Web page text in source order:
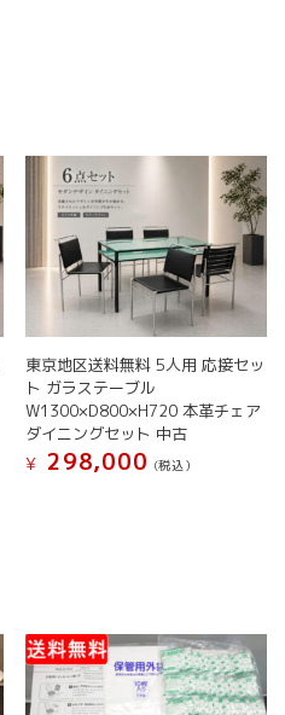
東京地区送料無料 5人用 応接セッ
ト ガラステーブル
W1300×D800×H720 本革チェア
ダイニングセット 中古
¥ 298,000 (税込）
複
数
の